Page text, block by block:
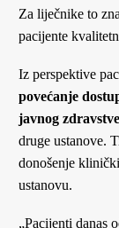
Za liječnike to
pacijente
Iz perspektive
povećanje
javnog
druge ustanove.
donošenje
ustanovu.
„Pacijenti danas